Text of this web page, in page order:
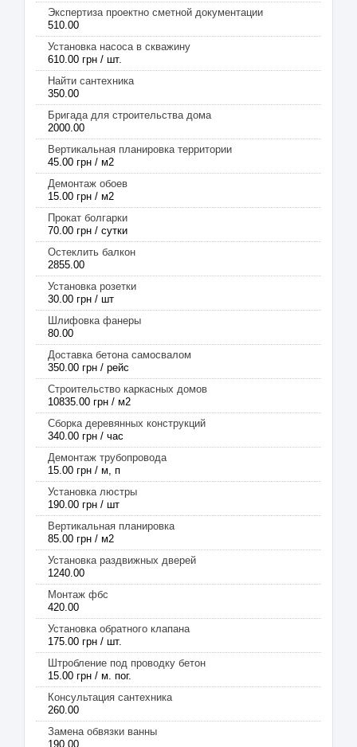
Экспертиза проектно сметной документации
510.00
Установка насоса в скважину
610.00 грн / шт.
Найти сантехника
350.00
Бригада для строительства дома
2000.00
Вертикальная планировка территории
45.00 грн / м2
Демонтаж обоев
15.00 грн / м2
Прокат болгарки
70.00 грн / сутки
Остеклить балкон
2855.00
Установка розетки
30.00 грн / шт
Шлифовка фанеры
80.00
Доставка бетона самосвалом
350.00 грн / рейс
Строительство каркасных домов
10835.00 грн / м2
Сборка деревянных конструкций
340.00 грн / час
Демонтаж трубопровода
15.00 грн / м, п
Установка люстры
190.00 грн / шт
Вертикальная планировка
85.00 грн / м2
Установка раздвижных дверей
1240.00
Монтаж фбс
420.00
Установка обратного клапана
175.00 грн / шт.
Штробление под проводку бетон
15.00 грн / м. пог.
Консультация сантехника
260.00
Замена обвязки ванны
190.00